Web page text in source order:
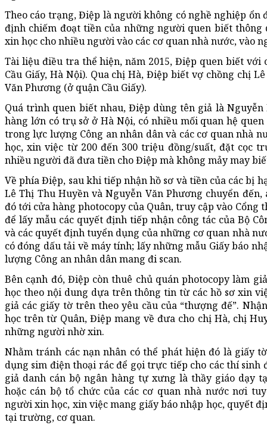
Theo cáo trạng, Điệp là người không có nghề nghiệp ổn
định chiếm đoạt tiền của những người quen biết
xin học cho nhiều người vào các cơ quan nhà nước, vào
Tài liệu điều tra thể hiện, năm 2015, Điệp quen biết với
Cầu Giấy, Hà Nội). Qua chị Hà, Điệp biết vợ chồng chị
Văn Phương (ở quận Cầu Giấy).
Quá trình quen biết nhau, Điệp dùng tên giả là Nguyễn
hàng lớn có trụ sở ở Hà Nội, có nhiều mối quan hệ
trong lực lượng Công an nhân dân và các cơ quan nhà
học, xin việc từ 200 đến 300 triệu đồng/suất, đặt cọc
nhiều người đã đưa tiền cho Điệp mà không mảy may
Về phía Điệp, sau khi tiếp nhận hồ sơ và tiền của các bị
Lê Thị Thu Huyền và Nguyễn Văn Phương chuyển
đó tới cửa hàng photocopy của Quân, truy cập vào Cổng
để lấy mẫu các quyết định tiếp nhận công tác của Bộ
và các quyết định tuyển dụng của những cơ quan nhà
có đóng dấu tải về máy tính; lấy những mẫu Giấy báo
lượng Công an nhân dân mang đi scan.
Bên cạnh đó, Điệp còn thuê chủ quán photocopy làm
học theo nội dung dựa trên thông tin từ các hồ sơ xin
giả các giấy tờ trên theo yêu cầu của “thượng đế”.
học trên từ Quân, Điệp mang về đưa cho chị Hà, chị
những người nhờ xin.
Nhằm tránh các nạn nhân có thể phát hiện đó là giấy
dụng sim điện thoại rác để gọi trực tiếp cho các thí sinh
giả danh cán bộ ngân hàng tự xưng là thầy giáo dạy
hoặc cán bộ tổ chức của các cơ quan nhà nước nơi
người xin học, xin việc mang giấy báo nhập học, quyết
tại trường, cơ quan.